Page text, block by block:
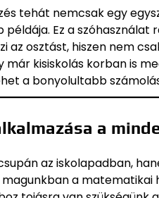
tehát nemcsak egy
példája. Ez a
az osztást, hiszen nem
már kisiskolás korban is
a bonyolultabb
a
az iskolapadban,
a matematikai